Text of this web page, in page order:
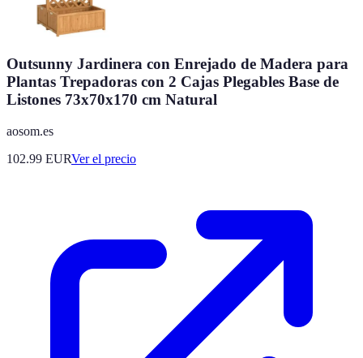
Outsunny Jardinera con Enrejado de Madera para
Plantas Trepadoras con 2 Cajas Plegables Base de
Listones 73x70x170 cm Natural
aosom.es
102.99 EURVer el precio